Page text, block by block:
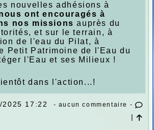
nouvelles adhésions à
ont encouragés à
nos missionsauprès du
et sur le terrain, à
de l'eau du Pilat, à
Petit Patrimoine de l'Eau du
l'Eau et ses Milieux !
dans l'action...!
2025 17:22 - aucun commentaire -
|